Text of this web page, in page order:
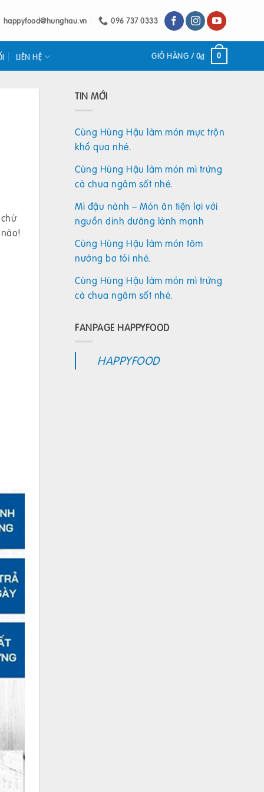
happyfood@hunghau.vn 096 737 0333
LIÊN HỆ GIỎ HÀNG /0₫ 0
TIN MỚI
Cùng Hùng Hậu làm món mực trộn
khổ qua nhé.
Cùng Hùng Hậu làm món mì trứng
cà chua ngâm sốt nhé.
Mì đậu nành – Món ăn tiện lợi với
nguồn dinh dưỡng lành mạnh
Cùng Hùng Hậu làm món tôm
nướng bơ tỏi nhé.
Cùng Hùng Hậu làm món mì trứng
cà chua ngâm sốt nhé.
FANPAGE HAPPYFOOD
HAPPYFOOD